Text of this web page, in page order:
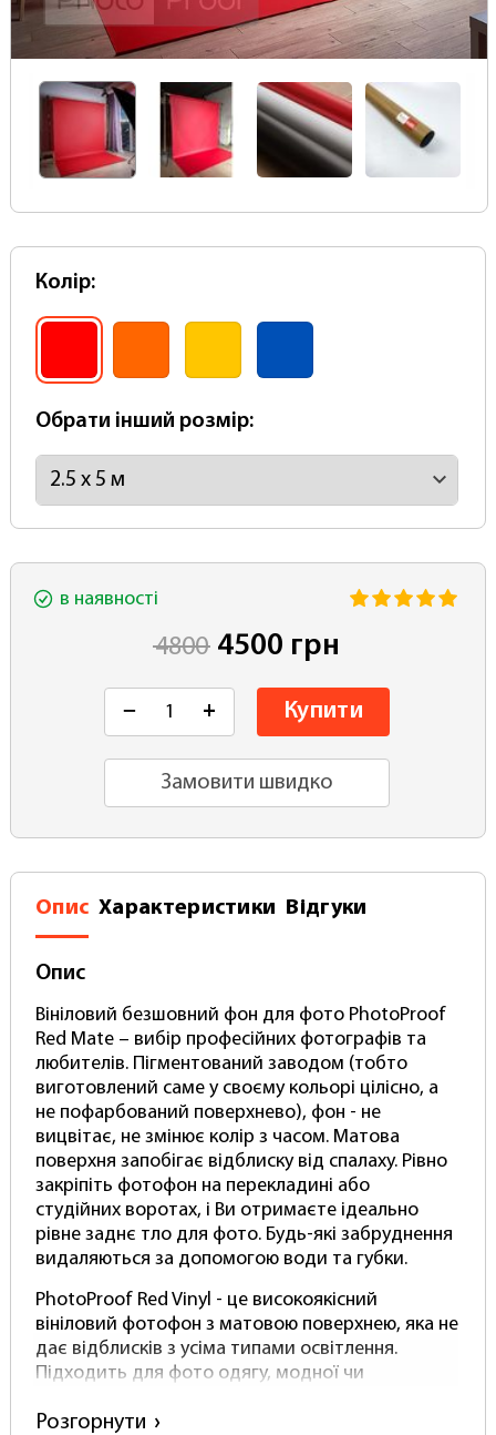
Колір:
Обрати інший розмір:
в наявності
4800 4500 грн
− + Купити
Замовити швидко
Опис Характеристики Відгуки
Опис
Вініловий безшовний фон для фото PhotoProof
Red Mate – вибір професійних фотографів та
любителів. Пігментований заводом (тобто
виготовлений саме у своєму кольорі цілісно, ​​а
не пофарбований поверхнево), фон - не
вицвітає, не змінює колір з часом. Матова
поверхня запобігає відблиску від спалаху. Рівно
закріпіть фотофон на перекладині або
студійних воротах, і Ви отримаєте ідеально
рівне заднє тло для фото. Будь-які забруднення
видаляються за допомогою води та губки.
PhotoProof Red Vinyl - це високоякісний
вініловий фотофон з матовою поверхнею, яка не
дає відблисків з усіма типами освітлення.
Підходить для фото одягу, модної чи
Розгорнути